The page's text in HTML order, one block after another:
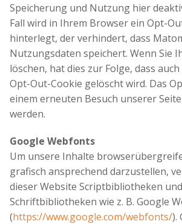
Speicherung und Nutzung hier
Fall wird in Ihrem Browser ein Opt-
hinterlegt, der verhindert, dass
Nutzungsdaten speichert. Wenn Sie
löschen, hat dies zur Folge, dass
Opt-Out-Cookie gelöscht wird. Das
einem erneuten Besuch unserer
werden.
Google Webfonts
Um unsere Inhalte
grafisch ansprechend darzustellen,
dieser Website Scriptbibliotheken und
Schriftbibliotheken wie z. B. Google
(https://www.google.com/webfonts/).